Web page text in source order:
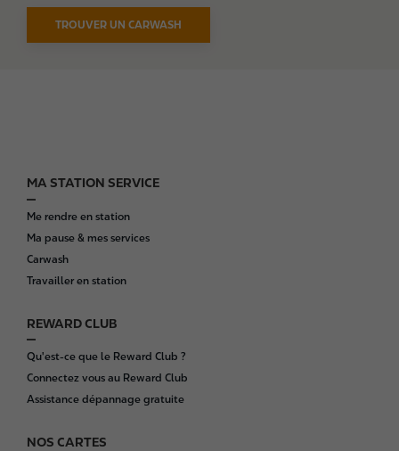
TROUVER UN CARWASH
F
o
o
t
e
MA STATION SERVICE
Me rendre en station
Ma pause & mes services
Carwash
Travailler en station
REWARD CLUB
Qu'est-ce que le Reward Club ?
Connectez vous au Reward Club
Assistance dépannage gratuite
NOS CARTES